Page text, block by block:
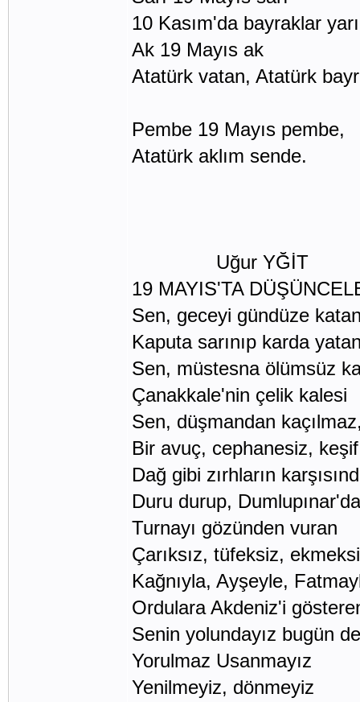
10 Kasım'da bayraklar
Ak 19 Mayıs ak
Atatürk vatan, Atatürk
Pembe 19 Mayıs pembe,
Atatürk aklım sende.
Uğur YĞİT
19 MAYIS'TA
Sen, geceyi gündüze
Kaputa sarınıp karda
Sen, müstesna ölümsüz
Çanakkale'nin çelik kalesi
Sen, düşmandan
Bir avuç, cephanesiz,
Dağ gibi zırhların
Duru durup, Dumlupınar'da
Turnayı gözünden vuran
Çarıksız, tüfeksiz,
Kağnıyla, Ayşeyle,
Ordulara Akdeniz'i
Senin yolundayız bugün
Yorulmaz Usanmayız
Yenilmeyiz, dönmeyiz